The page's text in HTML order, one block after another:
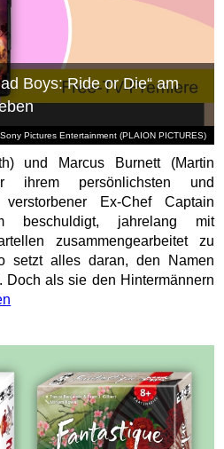
Pictures Entertainment (PLAION PICTURES)
Boys: Ride or Die“ am
und Marcus Burnett (Martin
ihrem persönlichsten und
Ex-Chef Captain
beschuldigt, jahrelang mit
zusammengearbeitet zu
setzt alles daran, den Namen
Doch als sie den Hintermännern